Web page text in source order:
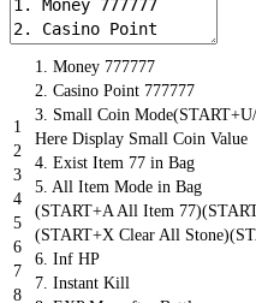
1
2
3
4
5
6
7
8
1. Money 777777
2. Casino Point 777777
3. Small Coin Mode(START+U/
Here Display Small Coin Value
4. Exist Item 77 in Bag
5. All Item Mode in Bag
(START+A All Item 77)(
(START+X Clear All Stone)(
6. Inf HP
7. Instant Kill